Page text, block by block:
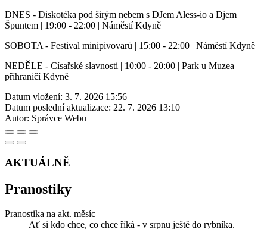
DNES - Diskotéka pod širým nebem s DJem Aless-io a Djem
Špuntem | 19:00 - 22:00 | Náměstí Kdyně
SOBOTA - Festival minipivovarů | 15:00 - 22:00 | Náměstí Kdyně
NEDĚLE - Císařské slavnosti | 10:00 - 20:00 | Park u Muzea
příhraničí Kdyně
Datum vložení: 3. 7. 2026 15:56
Datum poslední aktualizace: 22. 7. 2026 13:10
Autor: Správce Webu
AKTUÁLNĚ
Pranostiky
Pranostika na akt. měsíc
Ať si kdo chce, co chce říká - v srpnu ještě do rybníka.